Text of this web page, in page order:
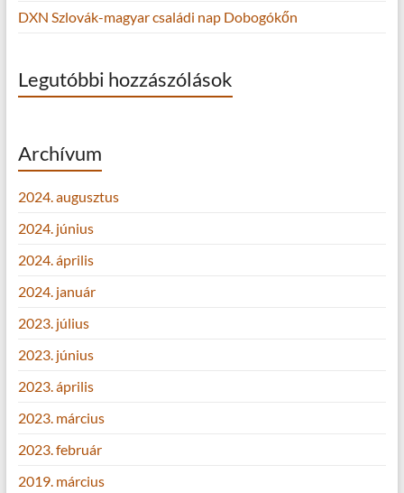
DXN Szlovák-magyar családi nap Dobogókőn
Legutóbbi hozzászólások
Archívum
2024. augusztus
2024. június
2024. április
2024. január
2023. július
2023. június
2023. április
2023. március
2023. február
2019. március